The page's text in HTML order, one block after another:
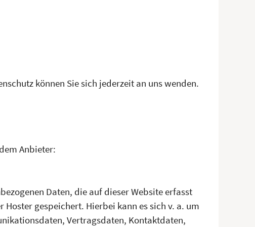
können Sie sich jederzeit an uns wenden.
Anbieter:
Daten, die auf dieser Website erfasst
gespeichert. Hierbei kann es sich v. a. um
Vertragsdaten, Kontaktdaten,